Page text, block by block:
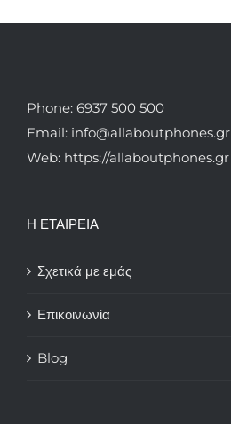
Phone: 6937 500 500
Email: info@allaboutphones.gr
Web: https://allaboutphones.gr
Η ΕΤΑΙΡΕΙΑ
Σχετικά με εμάς
Επικοινωνία
Blog